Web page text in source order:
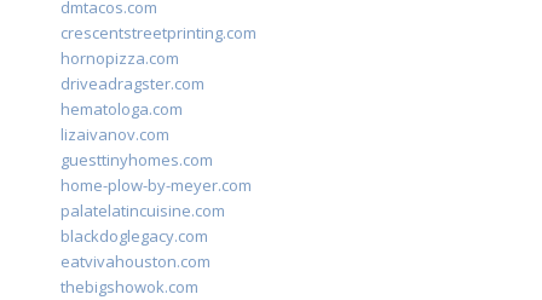
dmtacos.com
crescentstreetprinting.com
hornopizza.com
driveadragster.com
hematologa.com
lizaivanov.com
guesttinyhomes.com
home-plow-by-meyer.com
palatelatincuisine.com
blackdoglegacy.com
eatvivahouston.com
thebigshowok.com